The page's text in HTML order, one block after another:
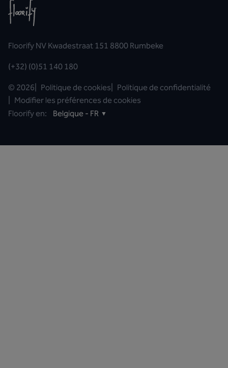
Floorify NV Kwadestraat 151 8800 Rumbeke
(+32) (0)51 140 180
© 2026 Politique de cookies
Politique de confidentialité
Modifier les préférences de cookies
Floorify en:
Belgique - FR ▼